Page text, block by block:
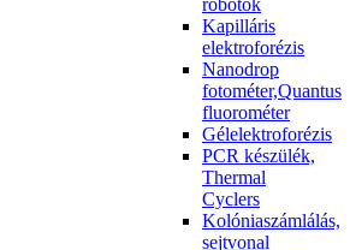
Kapilláris
elektroforézis
Nanodrop
fotométer,Quantus
fluorométer
Gélelektroforézis
PCR készülék,
Thermal
Cyclers
Kolóniaszámlálás,
sejtvonal